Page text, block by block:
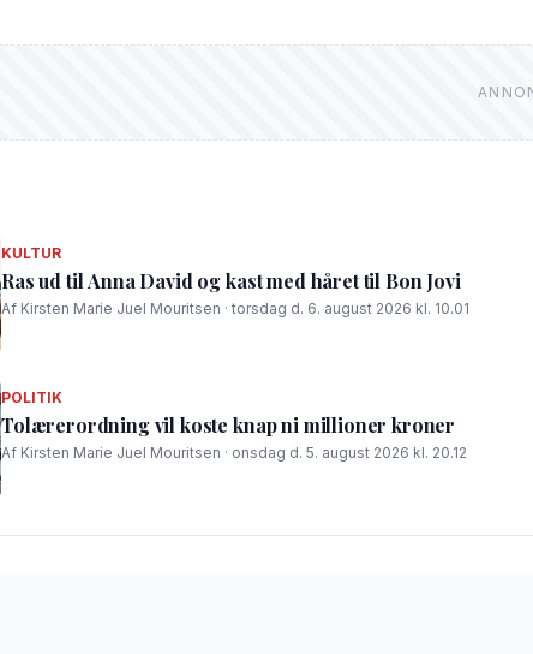
KULTUR
Ras ud til Anna David og kast med håret til Bon Jovi
Af Kirsten Marie Juel Mouritsen · torsdag d. 6. august 2026 kl. 10.01
POLITIK
Tolærerordning vil koste knap ni millioner kroner
Af Kirsten Marie Juel Mouritsen · onsdag d. 5. august 2026 kl. 20.12